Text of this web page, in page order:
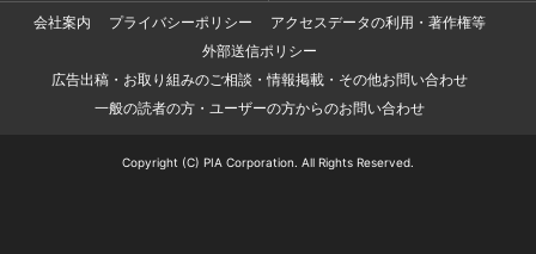
会社案内
プライバシーポリシー
アクセスデータの利用・著作権等
外部送信ポリシー
広告出稿・お取り組みのご相談・情報掲載・その他お問い合わせ
一般の読者の方・ユーザーの方からのお問い合わせ
Copyright (C) PIA Corporation. All Rights Reserved.